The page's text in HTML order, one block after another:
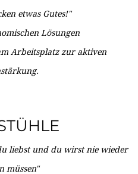
etwas Gutes!"
Lösungen
Arbeitsplatz zur aktiven
liebst und du wirst nie wieder
müssen"